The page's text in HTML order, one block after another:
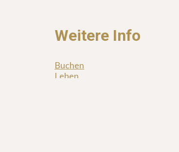
Weitere Info
Buchen
Leben